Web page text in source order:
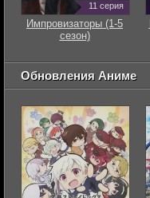
11 серия
Импровизаторы (1-5
сезон)
Обновления Аниме